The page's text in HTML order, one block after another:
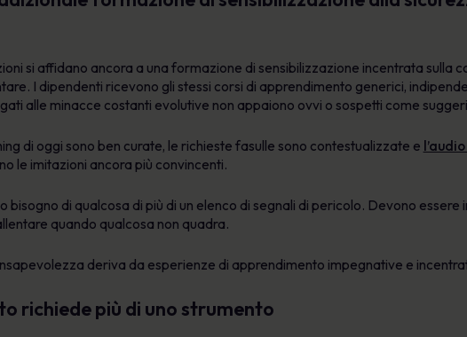
si affidano ancora a una formazione di sensibilizzazione incentrata sulla
I dipendenti ricevono gli stessi corsi di apprendimento generici,
alle minacce costanti evolutive non appaiono ovvi o sospetti come
di oggi sono ben curate, le richieste fasulle sono contestualizzate e
le imitazioni ancora più convincenti.
bisogno di qualcosa di più di un elenco di segnali di pericolo. Devono
quando qualcosa non quadra.
deriva da esperienze di apprendimento impegnative e
richiede più di uno strumento